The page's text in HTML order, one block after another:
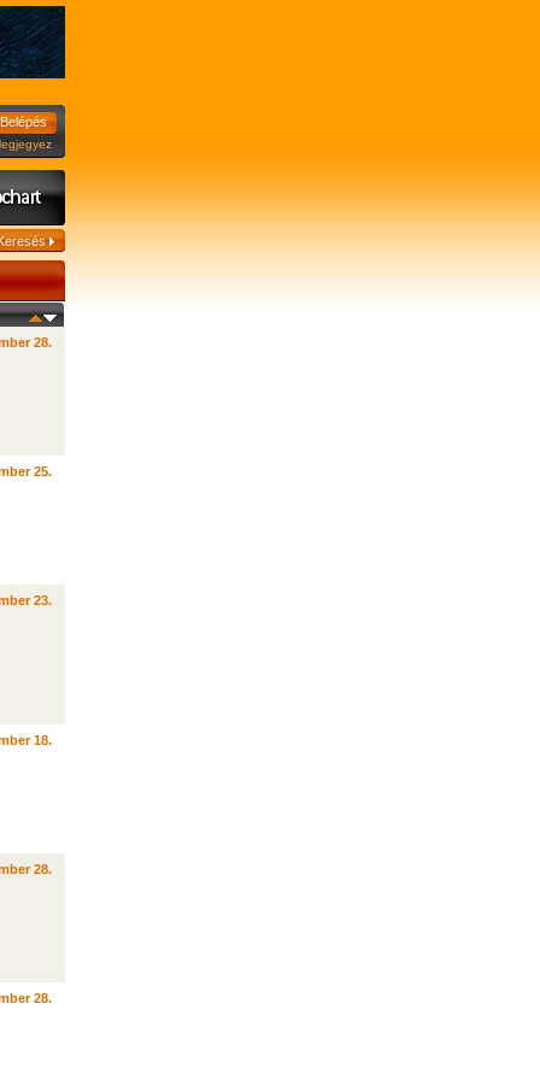
28.
25.
23.
18.
28.
28.